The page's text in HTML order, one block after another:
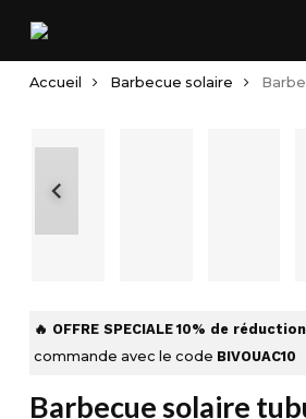
main
content
Accueil Barbecue solaire
🔥 OFFRE SPECIALE 10% de réduction
commande avec le code BIVOUAC10
Barbecue solaire